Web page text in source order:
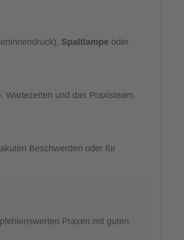
Spaltlampe oder
Wartezeiten und das Praxisteam.
Beschwerden oder für
Praxen mit guten